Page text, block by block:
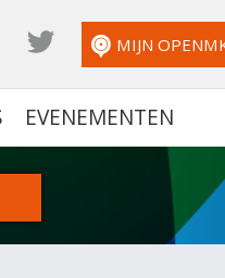
OPENMKB FACEBOOK
OPENMKB TWITTER
MIJN
EVENEMENTEN